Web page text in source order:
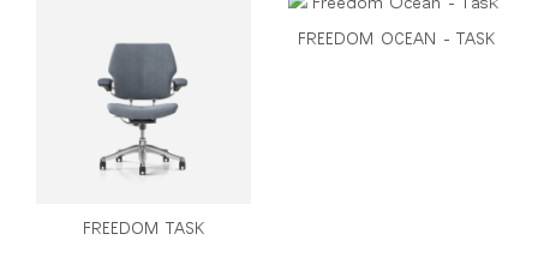
로그인FREEDOM TASK
FREEDOM OCEAN - TASK